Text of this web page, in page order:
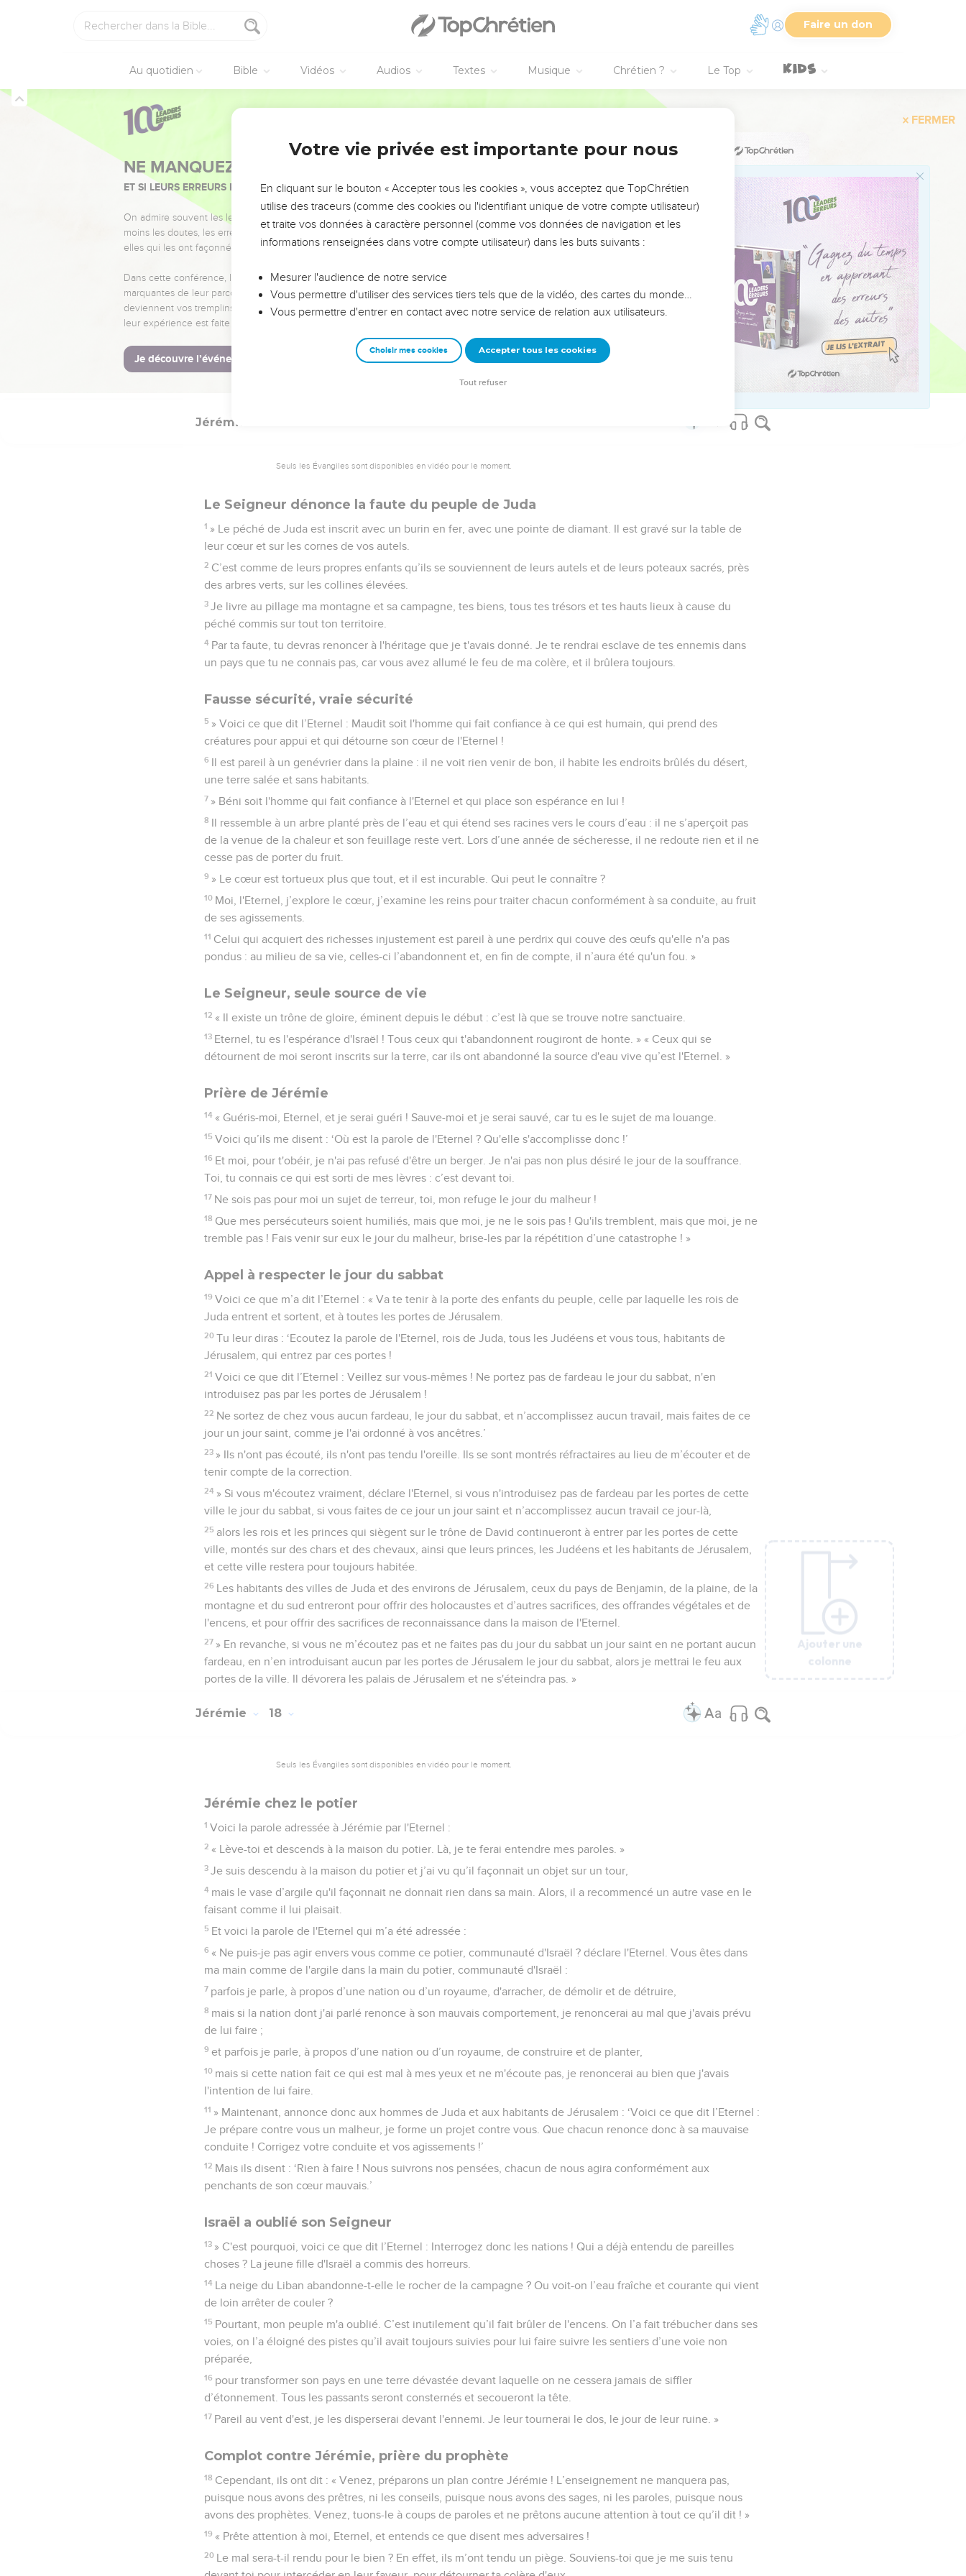
Faire un don
Au quotidien Bible Vidéos Audios Textes Musique Chrétien ? Le Top
15
mais : ‘L'Eternel est vivant, lui qui a fait sortir les Israélites du pays du nord et de tous les pays où il les avait
Les coupables seront tous pris
Je vais envoyer une foule de pêcheurs, déclare l'Eternel, et ils les pêcheront. Après cela, j'enverrai une foule
» En effet, mes yeux sont attentifs à toutes leurs voies, elles ne sont pas cachées devant moi, et leur faute
n’échappe pas à mon regard.
Je leur rendrai d'abord le double de ce que méritent leur faute et leur péché, parce qu'ils ont porté atteinte à
mon pays, ils ont rempli mon héritage des cadavres de leurs monstrueuses idoles et de leurs horreurs. »
19 « Eternel, tu es ma force et mon abri, mon refuge lorsque je suis dans la détresse ! Les nations viendront vers
toi depuis les extrémités de la terre et elles diront : ‘Nos ancêtres n'ont hérité que le mensonge, des idoles
sans consistance qui ne servent à rien.
L'homme pourrait-il se faire des dieux ? Ce ne sont pas des dieux !’ »
21 « Voilà pourquoi je vais leur faire connaître, cette fois-ci je vais leur faire connaître ma puissance et ma force.
Ajouter une
colonne
Jérémie
Seuls les Évangiles sont disponibles en vidéo pour le moment.
Le Seigneur dénonce la faute du peuple de Juda
1 » Le péché de Juda est inscrit avec un burin en fer, avec une pointe de diamant. Il est gravé sur la table de
leur cœur et sur les cornes de vos autels.
2 C’est comme de leurs propres enfants qu’ils se souviennent de leurs autels et de leurs poteaux sacrés, près
des arbres verts, sur les collines élevées.
3 Je livre au pillage ma montagne et sa campagne, tes biens, tous tes trésors et tes hauts lieux à cause du
péché commis sur tout ton territoire.
4 Par ta faute, tu devras renoncer à l'héritage que je t'avais donné. Je te rendrai esclave de tes ennemis dans
un pays que tu ne connais pas, car vous avez allumé le feu de ma colère, et il brûlera toujours.
Fausse sécurité, vraie sécurité
5 » Voici ce que dit l’Eternel : Maudit soit l'homme qui fait confiance à ce qui est humain, qui prend des
créatures pour appui et qui détourne son cœur de l'Eternel !
6 Il est pareil à un genévrier dans la plaine : il ne voit rien venir de bon, il habite les endroits brûlés du désert,
une terre salée et sans habitants.
7 » Béni soit l'homme qui fait confiance à l'Eternel et qui place son espérance en lui !
8 Il ressemble à un arbre planté près de l’eau et qui étend ses racines vers le cours d’eau : il ne s’aperçoit pas
de la venue de la chaleur et son feuillage reste vert. Lors d’une année de sécheresse, il ne redoute rien et il ne
cesse pas de porter du fruit.
9 » Le cœur est tortueux plus que tout, et il est incurable. Qui peut le connaître ?
10 Moi, l'Eternel, j’explore le cœur, j’examine les reins pour traiter chacun conformément à sa conduite, au fruit
de ses agissements.
11 Celui qui acquiert des richesses injustement est pareil à une perdrix qui couve des œufs qu'elle n'a pas
pondus : au milieu de sa vie, celles-ci l’abandonnent et, en fin de compte, il n’aura été qu'un fou. »
Le Seigneur, seule source de vie
12 « Il existe un trône de gloire, éminent depuis le début : c’est là que se trouve notre sanctuaire.
13 Eternel, tu es l'espérance d'Israël ! Tous ceux qui t'abandonnent rougiront de honte. » « Ceux qui se
détournent de moi seront inscrits sur la terre, car ils ont abandonné la source d'eau vive qu’est l'Eternel. »
Prière de Jérémie
14 « Guéris-moi, Eternel, et je serai guéri ! Sauve-moi et je serai sauvé, car tu es le sujet de ma louange.
15 Voici qu’ils me disent : ‘Où est la parole de l'Eternel ? Qu'elle s'accomplisse donc !’
16 Et moi, pour t'obéir, je n'ai pas refusé d'être un berger. Je n'ai pas non plus désiré le jour de la souffrance.
Toi, tu connais ce qui est sorti de mes lèvres : c’est devant toi.
17 Ne sois pas pour moi un sujet de terreur, toi, mon refuge le jour du malheur !
18 Que mes persécuteurs soient humiliés, mais que moi, je ne le sois pas ! Qu'ils tremblent, mais que moi, je ne
tremble pas ! Fais venir sur eux le jour du malheur, brise-les par la répétition d’une catastrophe ! »
Appel à respecter le jour du sabbat
19 Voici ce que m’a dit l’Eternel : « Va te tenir à la porte des enfants du peuple, celle par laquelle les rois de
Juda entrent et sortent, et à toutes les portes de Jérusalem.
20 Tu leur diras : ‘Ecoutez la parole de l'Eternel, rois de Juda, tous les Judéens et vous tous, habitants de
Jérusalem, qui entrez par ces portes !
21 Voici ce que dit l’Eternel : Veillez sur vous-mêmes ! Ne portez pas de fardeau le jour du sabbat, n'en
introduisez pas par les portes de Jérusalem !
22 Ne sortez de chez vous aucun fardeau, le jour du sabbat, et n’accomplissez aucun travail, mais faites de ce
jour un jour saint, comme je l'ai ordonné à vos ancêtres.’
23 » Ils n'ont pas écouté, ils n'ont pas tendu l'oreille. Ils se sont montrés réfractaires au lieu de m’écouter et de
tenir compte de la correction.
24 » Si vous m'écoutez vraiment, déclare l'Eternel, si vous n'introduisez pas de fardeau par les portes de cette
ville le jour du sabbat, si vous faites de ce jour un jour saint et n’accomplissez aucun travail ce jour-là,
25 alors les rois et les princes qui siègent sur le trône de David continueront à entrer par les portes de cette
ville, montés sur des chars et des chevaux, ainsi que leurs princes, les Judéens et les habitants de Jérusalem,
et cette ville restera pour toujours habitée.
26 Les habitants des villes de Juda et des environs de Jérusalem, ceux du pays de Benjamin, de la plaine, de la
montagne et du sud entreront pour offrir des holocaustes et d’autres sacrifices, des offrandes végétales et de
l'encens, et pour offrir des sacrifices de reconnaissance dans la maison de l'Eternel.
27 » En revanche, si vous ne m’écoutez pas et ne faites pas du jour du sabbat un jour saint en ne portant aucun
fardeau, en n’en introduisant aucun par les portes de Jérusalem le jour du sabbat, alors je mettrai le feu aux
portes de la ville. Il dévorera les palais de Jérusalem et ne s'éteindra pas. »
Ajouter une
colonne
Jérémie 18
Seuls les Évangiles sont disponibles en vidéo pour le moment.
Jérémie chez le potier
1 Voici la parole adressée à Jérémie par l'Eternel :
2 « Lève-toi et descends à la maison du potier. Là, je te ferai entendre mes paroles. »
3 Je suis descendu à la maison du potier et j’ai vu qu’il façonnait un objet sur un tour,
4 mais le vase d’argile qu'il façonnait ne donnait rien dans sa main. Alors, il a recommencé un autre vase en le
faisant comme il lui plaisait.
5 Et voici la parole de l'Eternel qui m’a été adressée :
6 « Ne puis-je pas agir envers vous comme ce potier, communauté d'Israël ? déclare l'Eternel. Vous êtes dans
ma main comme de l'argile dans la main du potier, communauté d'Israël :
7 parfois je parle, à propos d’une nation ou d’un royaume, d'arracher, de démolir et de détruire,
8 mais si la nation dont j'ai parlé renonce à son mauvais comportement, je renoncerai au mal que j'avais prévu
de lui faire ;
9 et parfois je parle, à propos d’une nation ou d’un royaume, de construire et de planter,
10 mais si cette nation fait ce qui est mal à mes yeux et ne m'écoute pas, je renoncerai au bien que j'avais
l'intention de lui faire.
11 » Maintenant, annonce donc aux hommes de Juda et aux habitants de Jérusalem : ‘Voici ce que dit l’Eternel :
Je prépare contre vous un malheur, je forme un projet contre vous. Que chacun renonce donc à sa mauvaise
conduite ! Corrigez votre conduite et vos agissements !’
12 Mais ils disent : ‘Rien à faire ! Nous suivrons nos pensées, chacun de nous agira conformément aux
penchants de son cœur mauvais.’
Israël a oublié son Seigneur
13 » C'est pourquoi, voici ce que dit l’Eternel : Interrogez donc les nations ! Qui a déjà entendu de pareilles
choses ? La jeune fille d'Israël a commis des horreurs.
14 La neige du Liban abandonne-t-elle le rocher de la campagne ? Ou voit-on l’eau fraîche et courante qui vient
de loin arrêter de couler ?
15 Pourtant, mon peuple m'a oublié. C’est inutilement qu’il fait brûler de l'encens. On l’a fait trébucher dans ses
voies, on l’a éloigné des pistes qu’il avait toujours suivies pour lui faire suivre les sentiers d’une voie non
préparée,
16 pour transformer son pays en une terre dévastée devant laquelle on ne cessera jamais de siffler
d’étonnement. Tous les passants seront consternés et secoueront la tête.
17 Pareil au vent d'est, je les disperserai devant l'ennemi. Je leur tournerai le dos, le jour de leur ruine. »
Complot contre Jérémie, prière du prophète
18 Cependant, ils ont dit : « Venez, préparons un plan contre Jérémie ! L’enseignement ne manquera pas,
puisque nous avons des prêtres, ni les conseils, puisque nous avons des sages, ni les paroles, puisque nous
avons des prophètes. Venez, tuons-le à coups de paroles et ne prêtons aucune attention à tout ce qu’il dit ! »
19 « Prête attention à moi, Eternel, et entends ce que disent mes adversaires !
20 Le mal sera-t-il rendu pour le bien ? En effet, ils m’ont tendu un piège. Souviens-toi que je me suis tenu
Ajouter une
colonne
Ajouter une
colonne
Ajouter une
colonne
Ajouter une
colonne
Ajouter une
colonne
Votre vie privée est importante pour nous
En cliquant sur le bouton « Accepter tous les cookies », vous acceptez que TopChrétien
utilise des traceurs (comme des cookies ou l'identifiant unique de votre compte utilisateur)
et traite vos données à caractère personnel (comme vos données de navigation et les
informations renseignées dans votre compte utilisateur) dans les buts suivants :
Mesurer l'audience de notre service
Vous permettre d'utiliser des services tiers tels que de la vidéo, des cartes du monde…
Vous permettre d'entrer en contact avec notre service de relation aux utilisateurs.
Choisir mes cookies Accepter tous les cookies
Tout refuser